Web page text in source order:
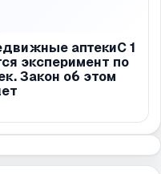
аптекиС 1
эксперимент по
Закон об этом